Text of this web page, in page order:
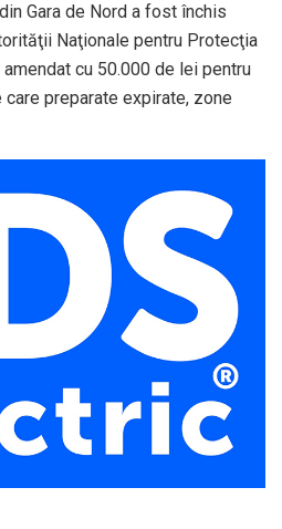
Gara de Nord a fost închis
Naţionale pentru Protecţia
cu 50.000 de lei pentru
preparate expirate, zone